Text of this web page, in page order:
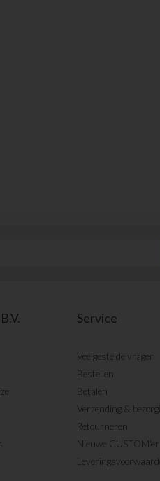
Service
Veelgestelde vragen
Bestellen
Betalen
Verzending &
Retourneren
Nieuwe CUSTOM'er